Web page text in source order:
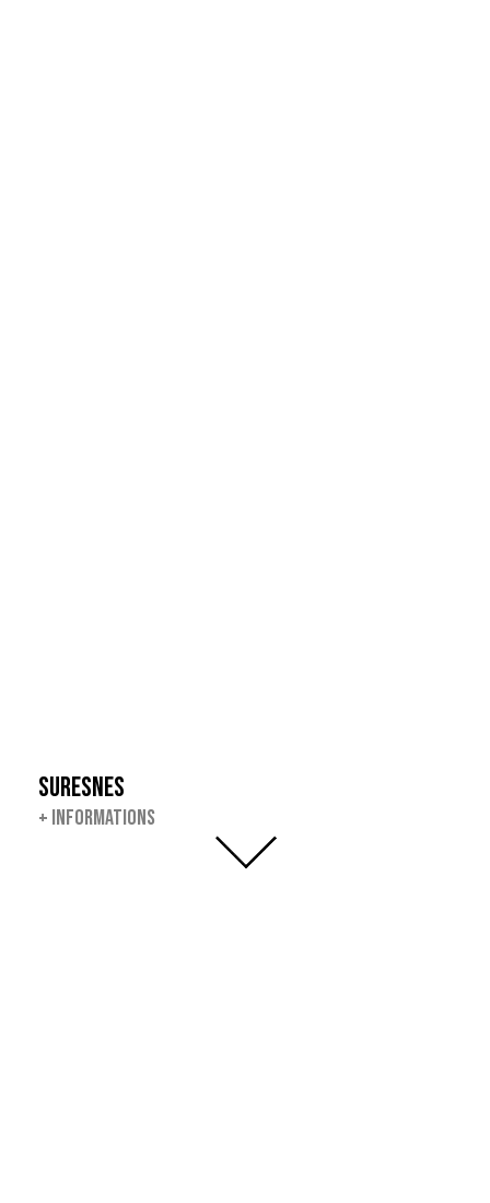
SURESNES
+ INFORMATIONS